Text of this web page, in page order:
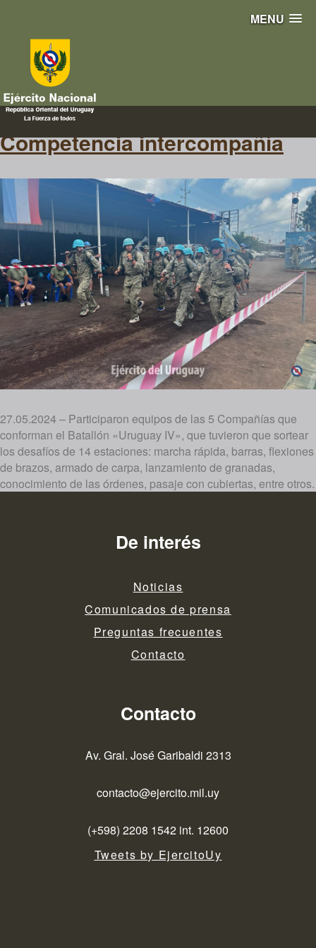
MENU
intercompañía
Competencia intercompañía
27.05.2024 – Participaron equipos de las 5 Compañías que
conforman el Batallón «Uruguay IV», que tuvieron que sortear
los desafíos de 14 estaciones: marcha rápida, barras, flexiones
de brazos, armado de carpa, lanzamiento de granadas,
conocimiento de las órdenes, pasaje con cubiertas, entre otros.
De interés
Noticias
Comunicados de prensa
Preguntas frecuentes
Contacto
Contacto
Av. Gral. José Garibaldi 2313
contacto@ejercito.mil.uy
(+598) 2208 1542 int. 12600
Tweets by EjercitoUy